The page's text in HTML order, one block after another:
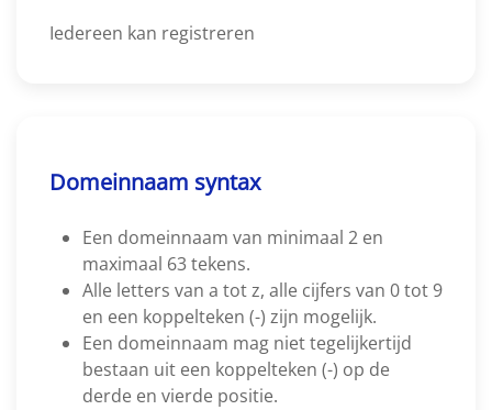
Iedereen kan registreren
Domeinnaam syntax
Een domeinnaam van minimaal 2 en
maximaal 63 tekens.
Alle letters van a tot z, alle cijfers van 0 tot 9
en een koppelteken (-) zijn mogelijk.
Een domeinnaam mag niet tegelijkertijd
bestaan uit een koppelteken (-) op de
derde en vierde positie.